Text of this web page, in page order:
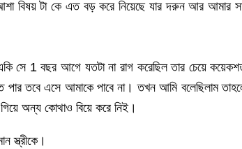
বিষয় টা কে এত বড় করে নিয়েছে যার দরুন আর আমার
সে 1 বছর আগে যতটা না রাগ করেছিল তার চেয়ে
তবে এসে আমাকে পাবে না। তখন আমি বলেছিলাম
অন্য কোথাও বিয়ে করে নিই।
স্ত্রীকে।